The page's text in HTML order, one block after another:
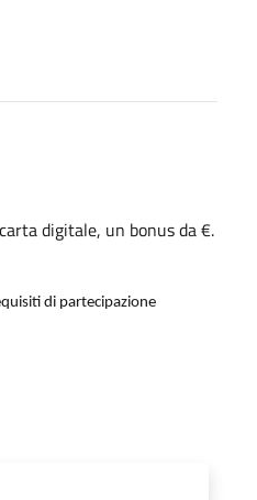
digitale, un bonus da €.
di partecipazione